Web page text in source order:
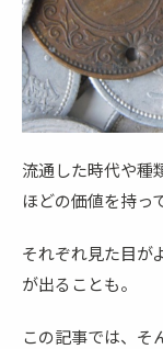
流通した時代や種
ほどの価値を持っ
それぞれ見た目が
が出ることも。
この記事では、そ